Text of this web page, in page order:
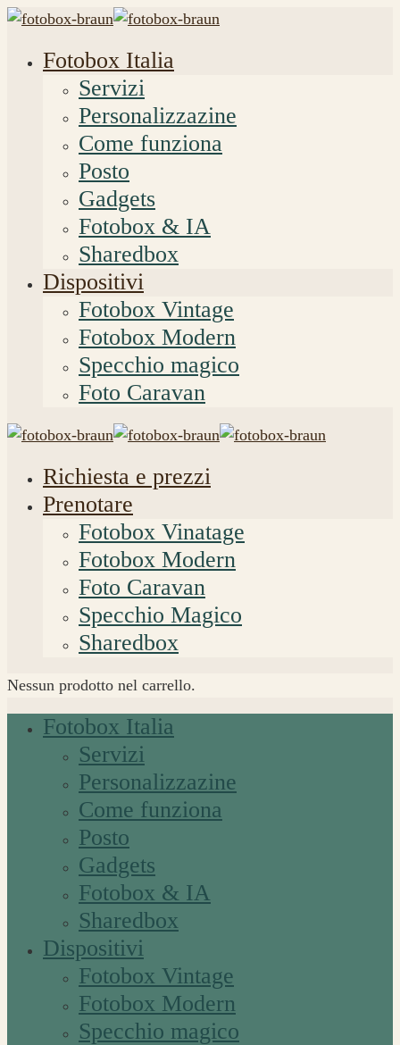
Fotobox Italia
Servizi
Personalizzazine
Come funziona
Posto
Gadgets
Fotobox & IA
Sharedbox
Dispositivi
Fotobox Vintage
Fotobox Modern
Specchio magico
Foto Caravan
Richiesta e prezzi
Prenotare
Fotobox Vinatage
Fotobox Modern
Foto Caravan
Specchio Magico
Sharedbox
Nessun prodotto nel carrello.
Fotobox Italia
Servizi
Personalizzazine
Come funziona
Posto
Gadgets
Fotobox & IA
Sharedbox
Dispositivi
Fotobox Vintage
Fotobox Modern
Specchio magico